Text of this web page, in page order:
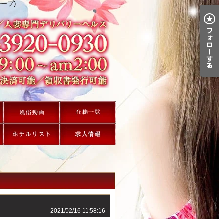
プ)
2021/02/16 11:58:16